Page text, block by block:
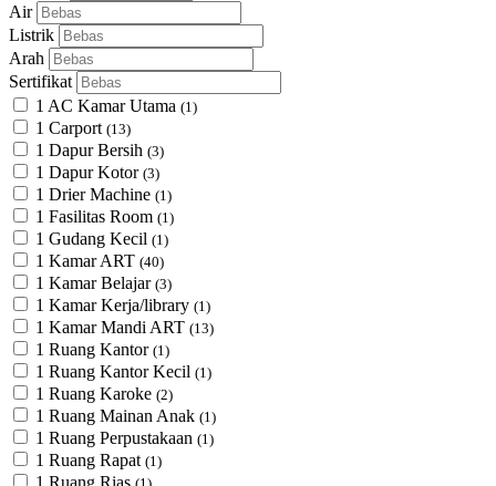
Air
Listrik
Arah
Sertifikat
1 AC Kamar Utama (1)
1 Carport (13)
1 Dapur Bersih (3)
1 Dapur Kotor (3)
1 Drier Machine (1)
1 Fasilitas Room (1)
1 Gudang Kecil (1)
1 Kamar ART (40)
1 Kamar Belajar (3)
1 Kamar Kerja/library (1)
1 Kamar Mandi ART (13)
1 Ruang Kantor (1)
1 Ruang Kantor Kecil (1)
1 Ruang Karoke (2)
1 Ruang Mainan Anak (1)
1 Ruang Perpustakaan (1)
1 Ruang Rapat (1)
1 Ruang Rias